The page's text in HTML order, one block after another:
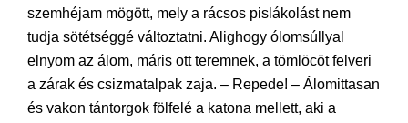
szemhéjam mögött, mely a rácsos pislákolást nem
tudja sötétséggé változtatni. Alighogy ólomsúllyal
elnyom az álom, máris ott teremnek, a tömlöcöt felveri
a zárak és csizmatalpak zaja. – Repede! – Álomittasan
és vakon tántorgok fölfelé a katona mellett, aki a